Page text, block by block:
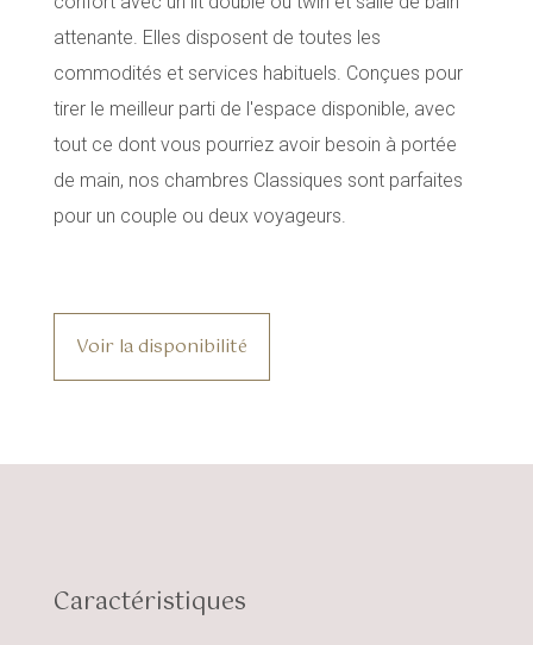
attenante. Elles disposent de toutes les
commodités et services habituels. Conçues pour
tirer le meilleur parti de l'espace disponible, avec
tout ce dont vous pourriez avoir besoin à portée
de main, nos chambres Classiques sont parfaites
pour un couple ou deux voyageurs.
Voir la disponibilité
Caractéristiques